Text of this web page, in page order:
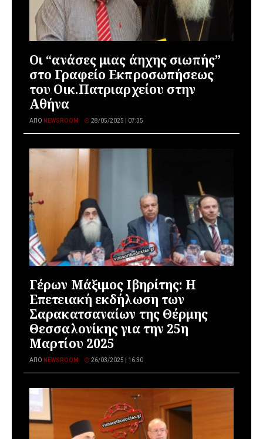
Οι “ανάσες μιας άηχης σιωπής”
στο Γραφείο Εκπροσωπήσεως
του Οικ.Πατριαρχείου στην
Αθήνα
ΑΠΌ NEWSROOM 28/05/2025 | 07:35
Γέρων Μάξιμος Ιβηρίτης: Η
Επετειακή εκδήλωση των
Σαρακατσαναίων της Θέρμης
Θεσσαλονίκης για την 25η
Μαρτίου 2025
ΑΠΌ NEWSROOM 26/03/2025 | 16:30